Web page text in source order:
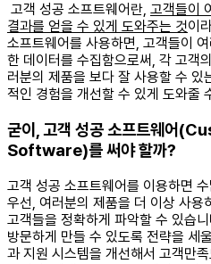
고객 성공 소프트웨어란, 고객들이
결과를 얻을 수 있게 도와주는 것이
소프트웨어를 사용하면, 고객들이
한 데이터를 수집함으로써, 각 고객
러분의 제품을 보다 잘 사용할 수
적인 경험을 개선할 수 있게 도와줄
굳이, 고객 성공 소프트웨어
Software)를 써야 할까?
고객 성공 소프트웨어를 이용하면
우선, 여러분의 제품을 더 이상 사용
고객들을 정확하게 파악할 수 있습
방문하게 만들 수 있도록 전략을 세
과 지원 시스템을 개선해서 고객만